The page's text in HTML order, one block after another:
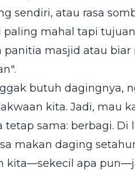
sendiri, atau rasa
paling mahal tapi
panitia masjid atau
butuh dagingnya,
kita. Jadi, mau
tetap sama: berbagi.
makan daging
kita—sekecil apa